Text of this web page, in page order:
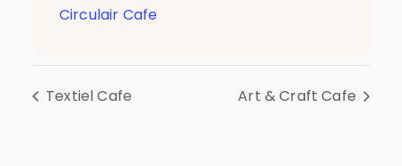
Circulair Cafe
Textiel Cafe Art & Craft Cafe